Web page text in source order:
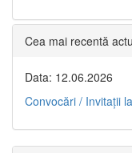
Cea mai recentă
Data: 12.06.2026
Convocări / Invitaţii